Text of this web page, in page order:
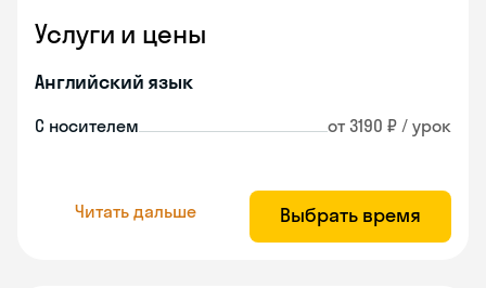
Услуги и цены
Английский язык
С носителем от 3190 ₽ / урок
Читать дальше Выбрать время